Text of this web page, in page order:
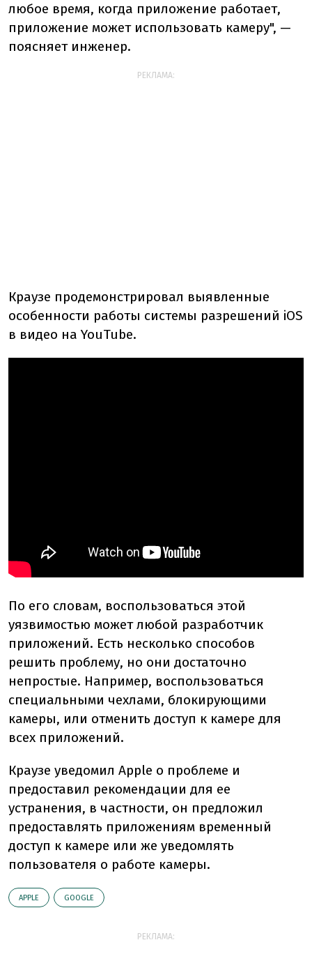
любое время, когда приложение работает,
приложение может использовать камеру", —
поясняет инженер.
РЕКЛАМА:
Краузе продемонстрировал выявленные
особенности работы системы разрешений iOS
в видео на YouTube.
По его словам, воспользоваться этой
уязвимостью может любой разработчик
приложений. Есть несколько способов
решить проблему, но они достаточно
непростые. Например, воспользоваться
специальными чехлами, блокирующими
камеры, или отменить доступ к камере для
всех приложений.
Краузе уведомил Apple о проблеме и
предоставил рекомендации для ее
устранения, в частности, он предложил
предоставлять приложениям временный
доступ к камере или же уведомлять
пользователя о работе камеры.
АPPLE GOOGLE
РЕКЛАМА: